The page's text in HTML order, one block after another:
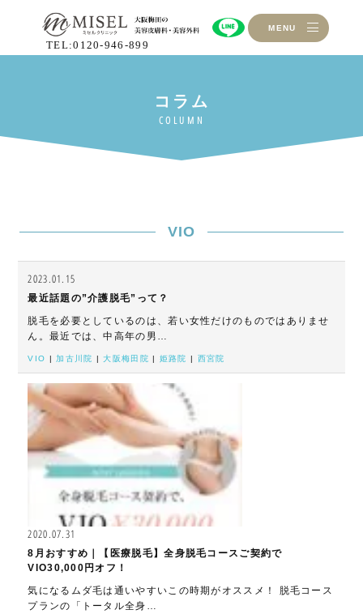
TEL:0120-946-899
MENU
VIO
2023.01.15
最近話題の”介護脱毛”って？
脱毛を必要としているのは、若い女性だけのものではありませ
ん。最近では、中高年の男…
VIO |加古川院 |大阪梅田院 姫路院 西宮院
2020.07.31
8月おすすめ｜【医療脱毛】全身脱毛コースご契約で
VIO30,000円オフ！
気になるムダ毛は通いやすいこの時期がオススメ！ 脱毛コース
プランの「トータル全身…